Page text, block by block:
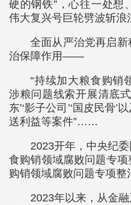
硬的钢铁”，心往一处想
伟大复兴号巨轮劈波斩浪
全面从严治党再启
治保障作用——
“持续加大粮食购销
涉粮问题线索开展清底式
东’‘影子公司’‘国皮民骨
送利益等案件”……
2023开年，中央纪
食购销领域腐败问题专
购销领域腐败问题专项整
2023年以来，从金